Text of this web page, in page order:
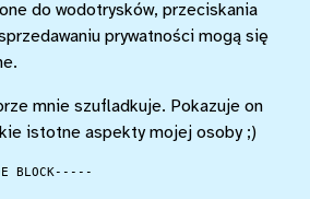
do wodotrysków, przeciskania
prywatności mogą się
mnie szufladkuje. Pokazuje on
istotne aspekty mojej osoby ;)
BLOCK-----